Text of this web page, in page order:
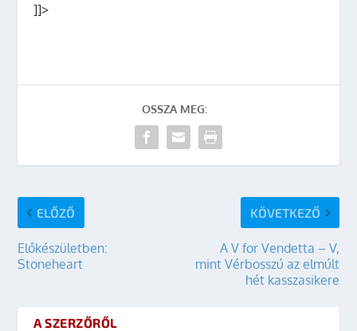
]]>
OSSZA MEG:
ELŐZŐ
Előkészületben:
Stoneheart
KÖVETKEZŐ
A V for Vendetta – V,
mint Vérbosszú az elmúlt
hét kasszasikere
A SZERZŐRŐL